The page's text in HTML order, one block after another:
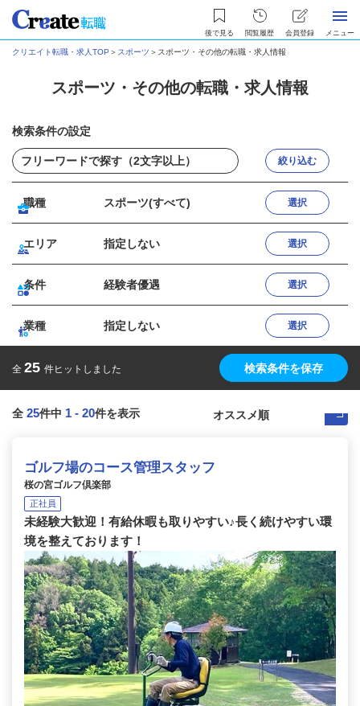
後で見る 閲覧履歴 会員登録 メニュー
クリエイト転職・求人TOP ＞ スポーツ ＞ スポーツ・その他の転職・求人情報
スポーツ・その他の転職・求人情報
検索条件の設定
絞り込む
職種 スポーツ(すべて) 選択
エリア 指定しない 選択
条件 経験者優遇 選択
業種 指定しない 選択
全 25 件ヒットしました 検索条件を保存
全 25件中 1 - 20件を表示
ゴルフ場のコース管理スタッフ
桜の宮ゴルフ倶楽部
正社員
未経験大歓迎！有給休暇も取りやすい♪長く続けやすい環
境を整えております！